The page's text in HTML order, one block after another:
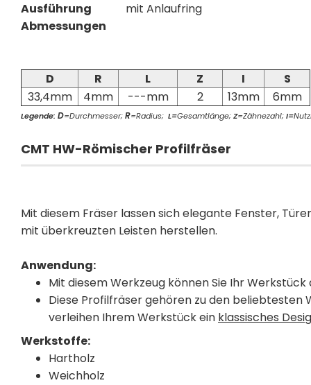
Ausführung
mit Anlaufring
Abmessungen
D R L Z I
S
33,4mm
4mm ---mm 2 13mm 6mm
Legende: D=Durchmesser;R=Radius; L=Gesamtlänge;Z=Zähnezahl;I=
CMT HW-Römischer Profilfräser
Mit diesem Fräser lassen sich elegante Fenster,
mit überkreuzten Leisten herstellen.
Anwendung:
Mit diesem Werkzeug können Sie Ihr
Diese Profilfräser gehören zu den beliebtesten
verleihen Ihrem Werkstück ein klassisches
Werkstoffe:
Hartholz
Weichholz